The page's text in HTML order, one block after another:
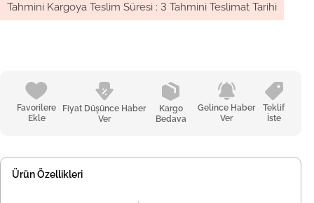
Tahmini Kargoya Teslim Süresi : 3 Tahmini Teslimat Tarihi
Favorilere
Ekle
Fiyat Düşünce Haber
Ver
Kargo
Bedava
Gelince Haber
Ver
Teklif
İste
Ürün Özellikleri